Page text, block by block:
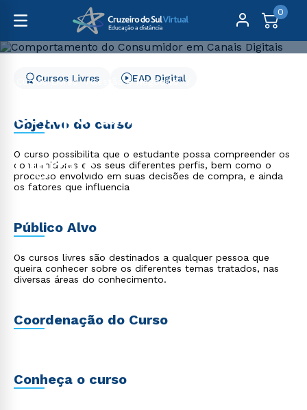
0
Cursos Livres
Gestão e Negócios
Comportamento do
Consumidor em Canais
Digitais
Cursos Livres EAD Digital
Objetivo do curso
O curso possibilita que o estudante possa compreender os
consumidores e os seus diferentes perfis, bem como o
processo envolvido em suas decisões de compra, e ainda
os fatores que influencia
Público Alvo
Os cursos livres são destinados a qualquer pessoa que
queira conhecer sobre os diferentes temas tratados, nas
diversas áreas do conhecimento.
Coordenação do Curso
Conheça o curso